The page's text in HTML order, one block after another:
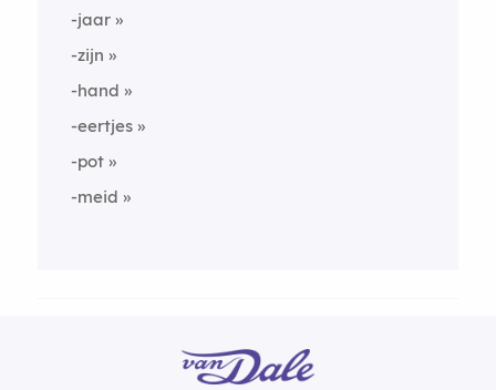
-jaar
-zijn
-hand
-eertjes
-pot
-meid